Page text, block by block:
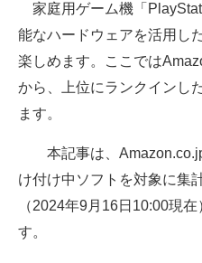
釣り具・釣り用品
食器・グラス・カトラリー
注目記事を集めた総合ページ
ITの今と未来を見通す
家庭用ゲーム機「
能なハードウェアを活用し
楽しめます。ここでは
から、上位にランクインし
ます。
本記事は、Amazon.co.jp
け付け中ソフトを対象に集
（2024年9月16日10:00現
す。